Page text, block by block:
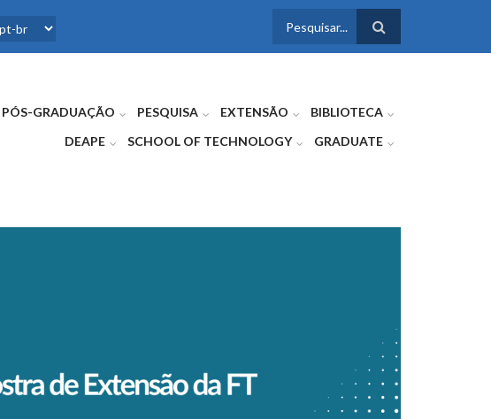
FORMULÁRIO
PÓS-GRADUAÇÃO PESQUISA EXTENSÃO
BIBLIOTECA
DEAPE
SCHOOL OF TECHNOLOGY GRADUATE